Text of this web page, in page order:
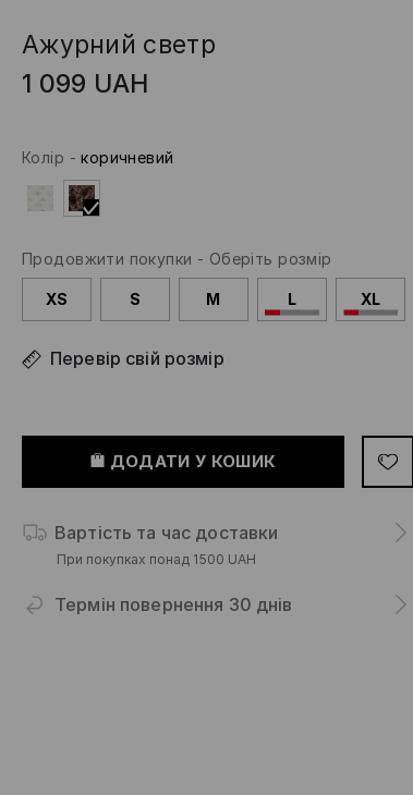
Ажурний светр
1 099 UAH
Колір -коричневий
Продовжити покупки - Оберіть розмір
XS S M L XL
Перевір свій розмір
ДОДАТИ У КОШИК
Вартість та час доставки
При покупках понад 1500 UAH
Термін повернення 30 днів